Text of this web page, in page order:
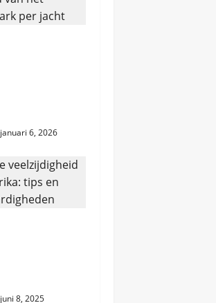
januari 6, 2026
juni 8, 2025